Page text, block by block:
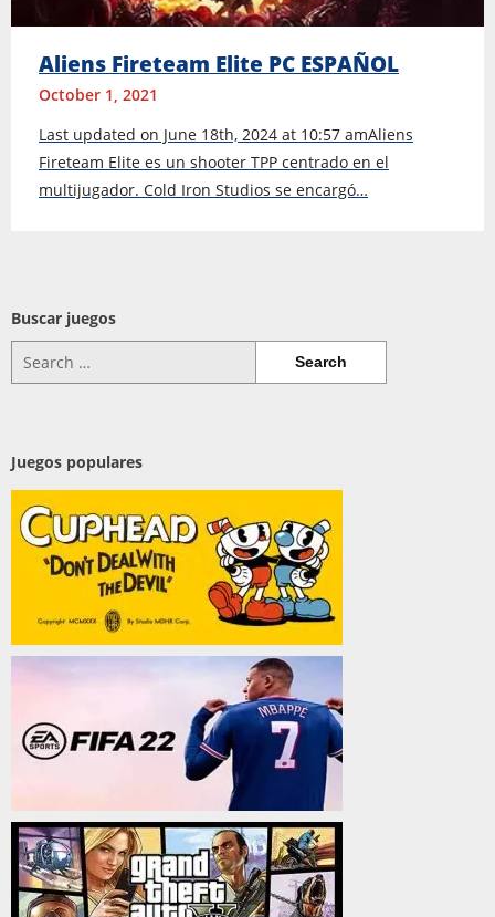
Aliens Fireteam Elite PC ESPAÑOL
October 1, 2021
Last updated on June 18th, 2024 at 10:57 amAliens
Fireteam Elite es un shooter TPP centrado en el
multijugador. Cold Iron Studios se encargó…
Buscar juegos
for:
Juegos populares